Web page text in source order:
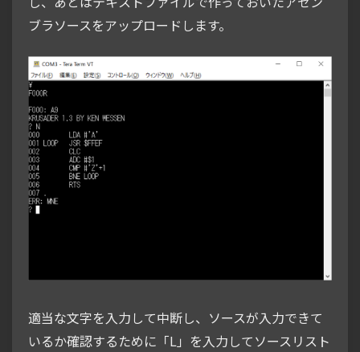
ブラソースをアップロードします。
適当な文字を入力して中断し、ソースが入力できて
いるか確認するために「L」を入力してソースリスト